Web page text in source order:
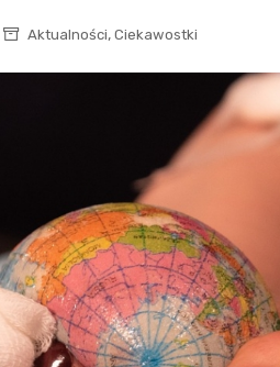
Aktualności, Ciekawostki